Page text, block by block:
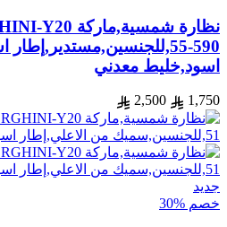
590-
اسود,خليط معدني
1,750
2,500
جديد
خصم %30